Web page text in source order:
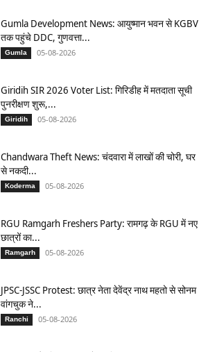
Gumla Development News: आयुष्मान भवन से KGBV
तक पहुंचे DDC, गुणवत्ता...
Gumla 05-08-2026
Giridih SIR 2026 Voter List: गिरिडीह में मतदाता सूची
पुनरीक्षण शुरू,...
Giridih 05-08-2026
Chandwara Theft News: चंदवारा में लाखों की चोरी, घर
से नकदी...
Koderma 05-08-2026
RGU Ramgarh Freshers Party: रामगढ़ के RGU में नए
छात्रों का...
Ramgarh 05-08-2026
JPSC-JSSC Protest: छात्र नेता देवेंद्र नाथ महतो से सोनम
वांगचुक ने...
Ranchi 05-08-2026